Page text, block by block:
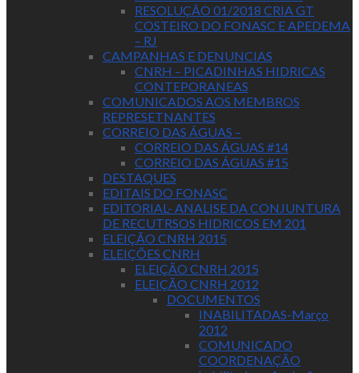
RESOLUÇÂO 01/2018 CRIA GT
COSTEIRO DO FONASC E APEDEMA
– RJ
CAMPANHAS E DENUNCIAS
CNRH – PICADINHAS HIDRICAS
CONTEPORANEAS
COMUNICADOS AOS MEMBROS
REPRESETNANTES
CORREIO DAS ÁGUAS –
CORREIO DAS ÁGUAS #14
CORREIO DAS ÁGUAS #15
DESTAQUES
EDITAIS DO FONASC
EDITORIAL- ANALISE DA CONJUNTURA
DE RECUTRSOS HIDRICOS EM 201
ELEIÇÃO CNRH 2015
ELEIÇÕES CNRH
ELEIÇÃO CNRH 2015
ELEIÇÃO CNRH 2012
DOCUMENTOS
INABILITADAS-Março
2012
COMUNICADO
COORDENAÇÃO